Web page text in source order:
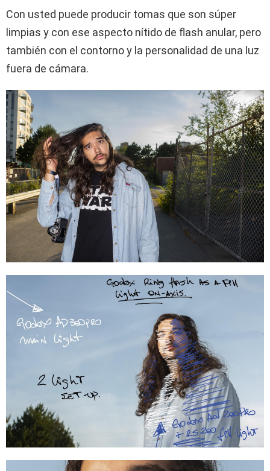
Con usted puede producir tomas que son súper
limpias y con ese aspecto nítido de flash anular, pero
también con el contorno y la personalidad de una luz
fuera de cámara.